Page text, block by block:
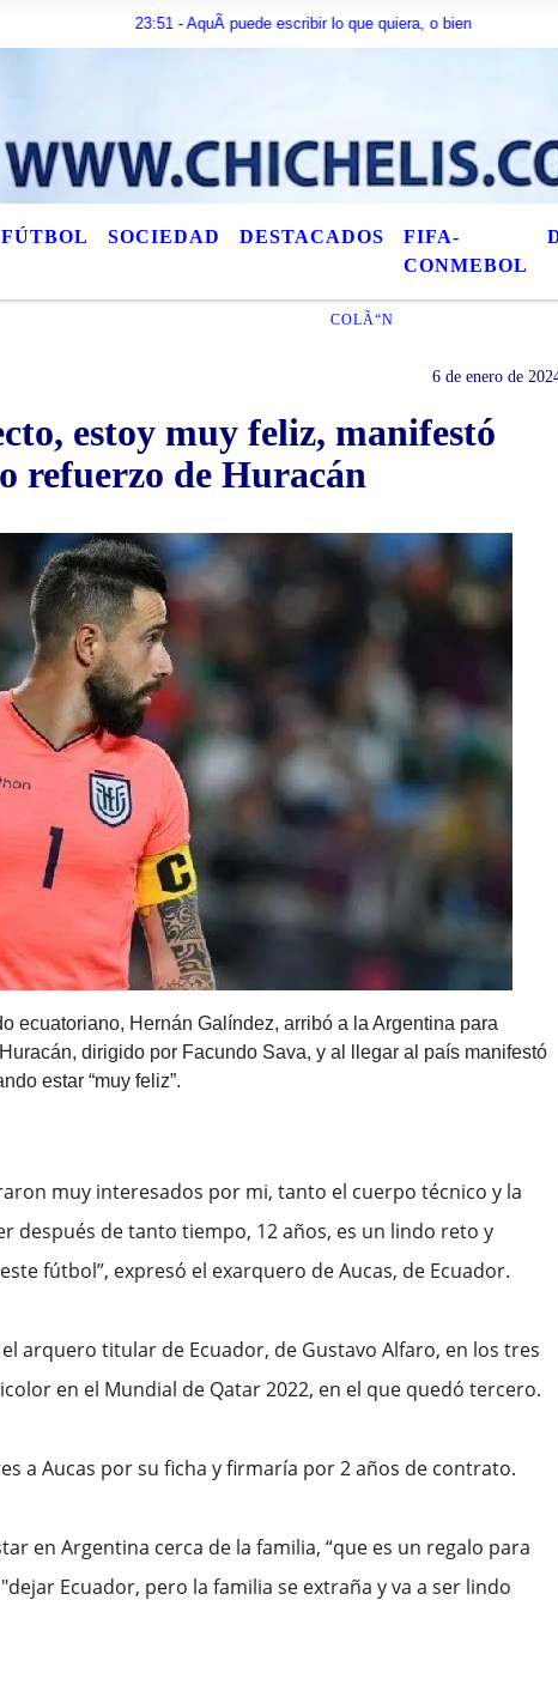
las 23:51 - AquÃ­ puede escribir lo que quiera, o bien puede mostrar los
FÚTBOL SOCIEDAD DESTACADOS
FIFA-
CONMEBOL
COLÃ“N
6 de enero de
estoy muy feliz, manifestó
refuerzo de Huracán
ecuatoriano, Hernán Galíndez, arribó a la Argentina para
dirigido por Facundo Sava, y al llegar al país manifestó
estar “muy feliz”.
muy interesados por mi, tanto el cuerpo técnico y la
después de tanto tiempo, 12 años, es un lindo reto y
fútbol”, expresó el exarquero de Aucas, de Ecuador.
arquero titular de Ecuador, de Gustavo Alfaro, en los tres
en el Mundial de Qatar 2022, en el que quedó tercero.
a Aucas por su ficha y firmaría por 2 años de contrato.
en Argentina cerca de la familia, “que es un regalo para
Ecuador, pero la familia se extraña y va a ser lindo